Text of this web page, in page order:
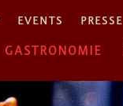
EVENTS PRESSE
GASTRONOMIE